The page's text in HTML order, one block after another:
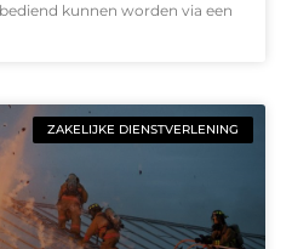
kunnen worden via een
ZAKELIJKE DIENSTVERLENING